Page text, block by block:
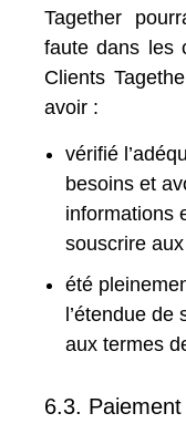
Tagether
faute dans les
Clients
avoir :
vérifié
besoins et
informations
souscrire
été
l’étendue
aux termes
6.3. Paiement